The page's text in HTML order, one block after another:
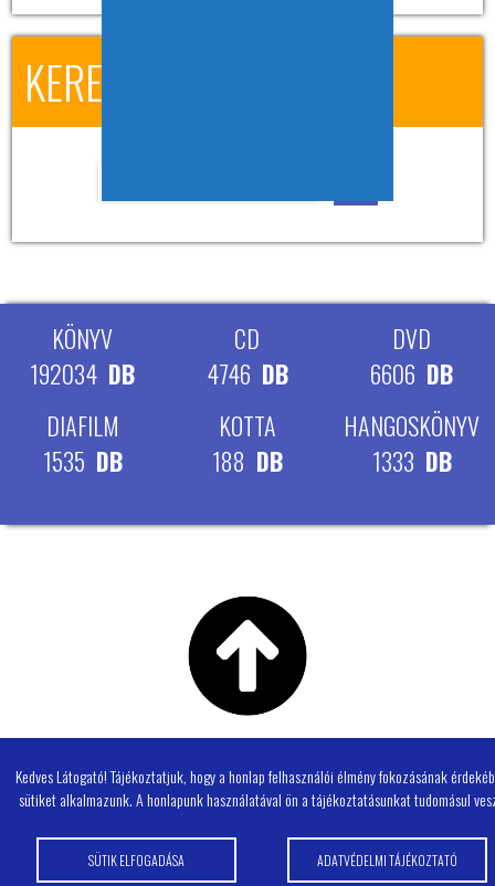
KERESÉS A HONLAPON
KÖNYV
192034 DB
CD
4746 DB
DVD
6606 DB
DIAFILM
1535 DB
KOTTA
188 DB
HANGOSKÖNYV
1333 DB
Kedves Látogató! Tájékoztatjuk, hogy a honlap felhasználói élmény fokozásának
sütiket alkalmazunk. A honlapunk használatával ön a tájékoztatásunkat tudomásul
SÜTIK ELFOGADÁSA ADATVÉDELMI TÁJÉKOZTATÓ